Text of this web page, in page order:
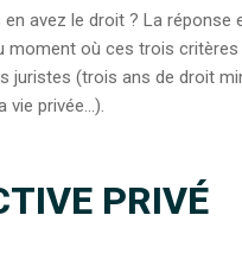
avez le droit ? La
moment où ces trois
(trois ans de droit
vie privée…).
PRIVÉ